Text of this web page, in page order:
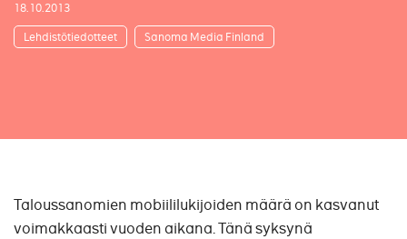
18.10.2013
Lehdistötiedotteet Sanoma Media Finland
Taloussanomien mobiililukijoiden määrä on kasvanut
voimakkaasti vuoden aikana. Tänä syksynä